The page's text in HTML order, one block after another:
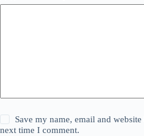
Save my name, email and
next time I comment.